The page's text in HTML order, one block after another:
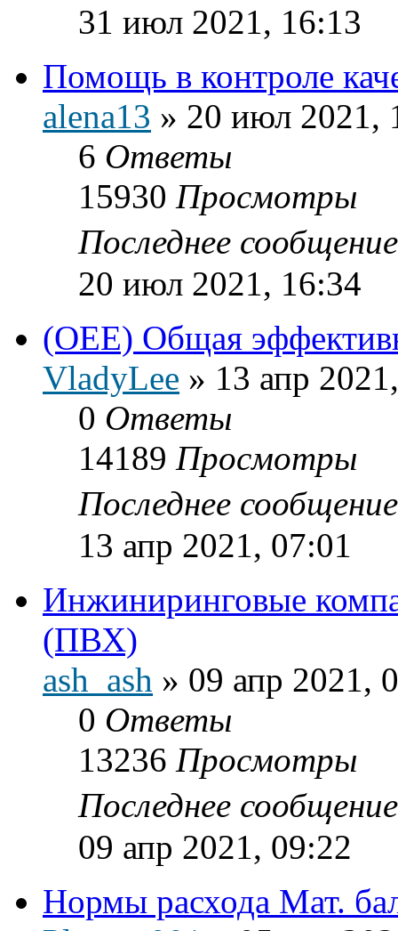
31 июл 2021, 16:13
Помощь в контроле
alena13 » 20 июл 2021,
6 Ответы
15930 Просмотры
Последнее
20 июл 2021, 16:34
(OEE) Общая
VladyLee » 13 апр
0 Ответы
14189 Просмотры
Последнее
13 апр 2021, 07:01
Инжиниринговые
(ПВХ)
ash_ash » 09 апр 2021,
0 Ответы
13236 Просмотры
Последнее
09 апр 2021, 09:22
Нормы расхода Мат.